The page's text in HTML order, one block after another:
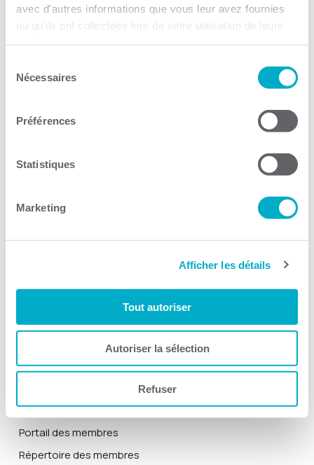
avec d'autres informations que vous leur avez fournies
ou qu'ils ont collectées lors de votre utilisation de leurs
Nécessaires
Préférences
Statistiques
Marketing
Afficher les détails
Tout autoriser
Autoriser la sélection
Refuser
Activités
Gusto
Solutions TI
Devenir membre
Rapports annuels
Nous joindre
Blogue
Zone membre
Portail des membres
Répertoire des membres